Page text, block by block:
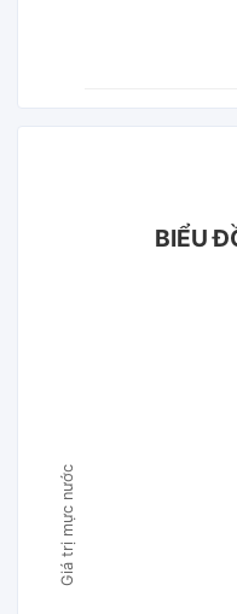
Giá trị mực nước
BIỂU